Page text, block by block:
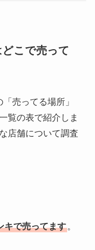
こで売って
売ってる場所」
覧の表で紹介しま
店舗について調査
キで売ってます。